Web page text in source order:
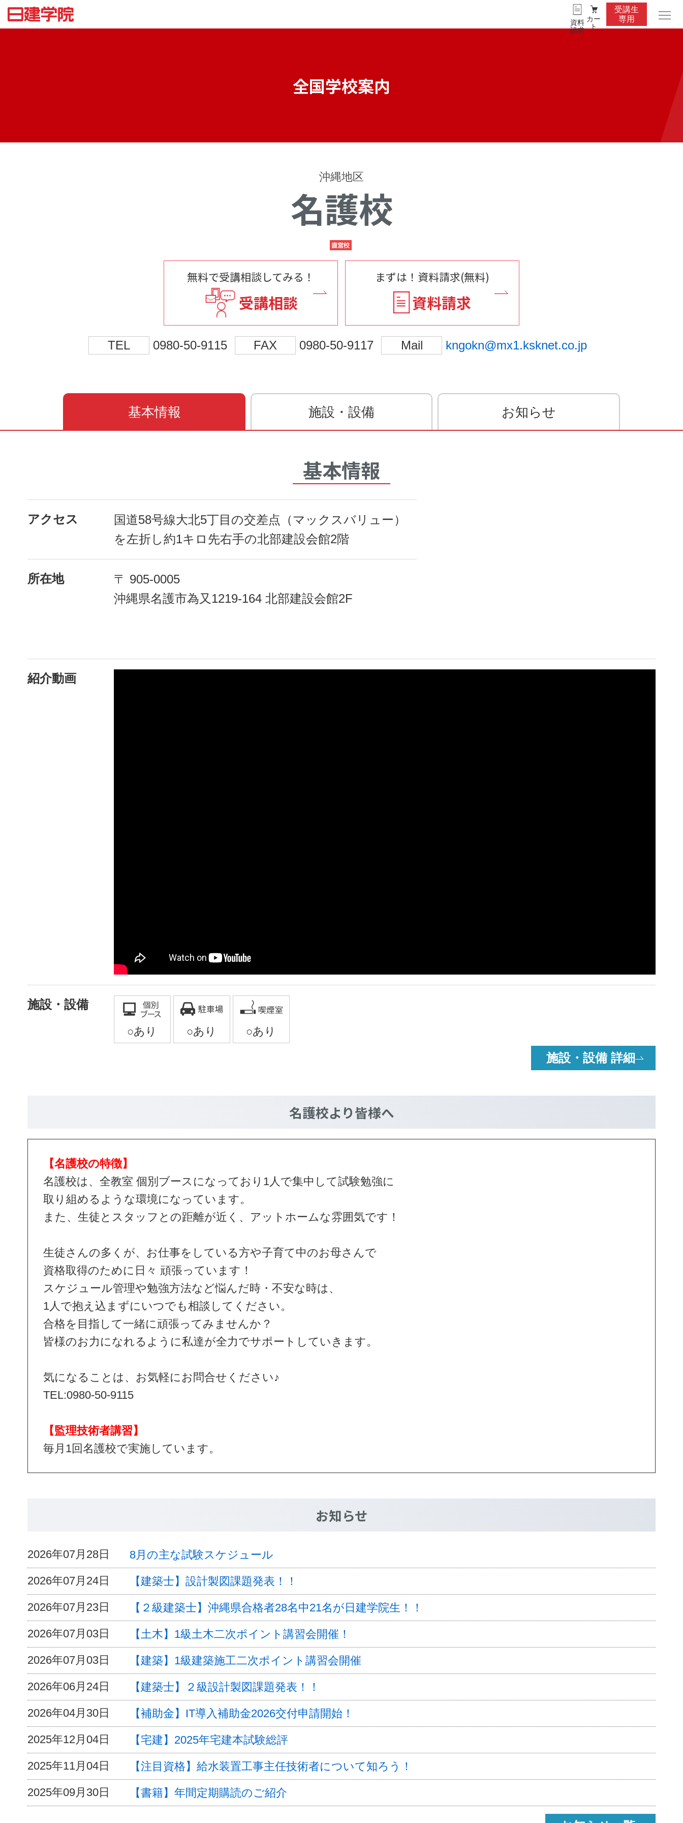
資料
請求
カー
ト
受講生
専用
全国学校案内
沖縄地区
名護校
無料で受講相談してみる！
受講相談
まずは！資料請求(無料)
資料請求
TEL 0980-50-9115 FAX 0980-50-9117 Mail kngokn@mx1.ksknet.co.jp
基本情報 施設・設備 お知らせ
基本情報
アクセス
国道58号線大北5丁目の交差点（マックスバリュー）
を左折し約1キロ先右手の北部建設会館2階
所在地
〒 905-0005
沖縄県名護市為又1219-164 北部建設会館2F
紹介動画
施設・設備
施設・設備 詳細
名護校より皆様へ
【名護校の特徴】
名護校は、全教室 個別ブースになっており1人で集中して試験勉強に
取り組めるような環境になっています。
また、生徒とスタッフとの距離が近く、アットホームな雰囲気です！
生徒さんの多くが、お仕事をしている方や子育て中のお母さんで
資格取得のために日々 頑張っています！
スケジュール管理や勉強方法など悩んだ時・不安な時は、
1人で抱え込まずにいつでも相談してください。
合格を目指して一緒に頑張ってみませんか？
皆様のお力になれるように私達が全力でサポートしていきます。
気になることは、お気軽にお問合せください♪
TEL:0980-50-9115
【監理技術者講習】
毎月1回名護校で実施しています。
お知らせ
2026年07月28日 8月の主な試験スケジュール
2026年07月24日 【建築士】設計製図課題発表！！
2026年07月23日 【２級建築士】沖縄県合格者28名中21名が日建学院生！！
2026年07月03日 【土木】1級土木二次ポイント講習会開催！
2026年07月03日 【建築】1級建築施工二次ポイント講習会開催
2026年06月24日 【建築士】２級設計製図課題発表！！
2026年04月30日 【補助金】IT導入補助金2026交付申請開始！
2025年12月04日 【宅建】2025年宅建本試験総評
2025年11月04日 【注目資格】給水装置工事主任技術者について知ろう！
2025年09月30日 【書籍】年間定期購読のご紹介